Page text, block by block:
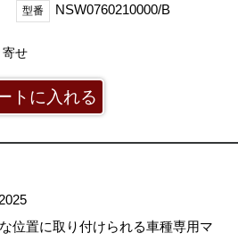
型番 NSW0760210000/B
寄せ
位置に取り付けられる車種専用マ